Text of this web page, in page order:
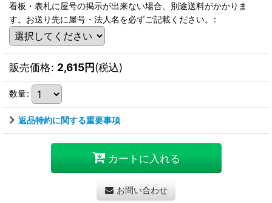
看板・表札に屋号の掲示が出来ない場合、別途送料がかかりま
す。お送り先に屋号・法人名を必ずご記載ください。
:
販売価格: 2,615円(税込)
数量:
返品特約に関する重要事項
カートに入れる
お問い合わせ